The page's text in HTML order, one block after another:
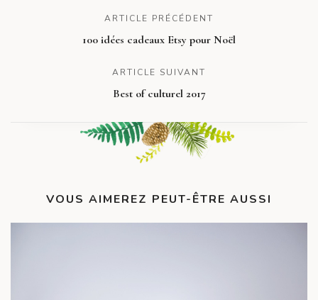
ARTICLE PRÉCÉDENT
100 idées cadeaux Etsy pour Noël
ARTICLE SUIVANT
Best of culturel 2017
VOUS AIMEREZ PEUT-ÊTRE AUSSI